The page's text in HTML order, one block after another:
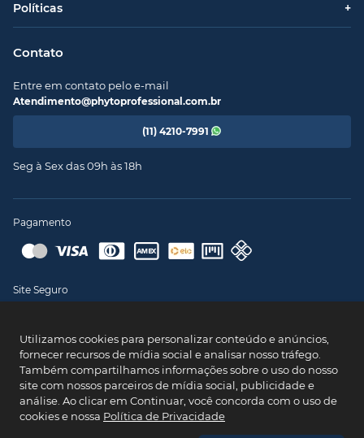
Utilizamos cookies para personalizar conteúdo e anúncios,
fornecer recursos de mídia social e analisar nosso tráfego.
Também compartilhamos informações sobre o uso do nosso
site com nossos parceiros de mídia social, publicidade e
análise. Ao clicar em Continuar, você concorda com o uso de
cookies e nossa Política de Privacidade
Primeira compra?
Use o cupomPRIMEIROPHYTO
Políticas +
Contato
Entre em contato pelo e-mail
Atendimento@phytoprofessional.com.br
(11) 4210-7991
Seg à Sex das 09h às 18h
Pagamento
Site Seguro
PHYTO @ 2024 - CNPJ: 43.008.535/0001-11
Av. Talma Rodrigues Ribeiro, 147 - Galpão 02 MOD A/B/C/D/E, Sala 09
CEP: 29173-795